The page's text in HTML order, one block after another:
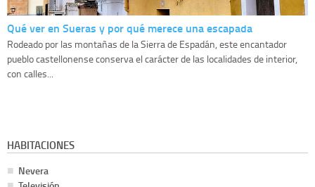
Qué ver en Sueras y por qué merece una escapada
Rodeado por las montañas de la Sierra de Espadán, este encantador
pueblo castellonense conserva el carácter de las localidades de interior,
con calles...
HABITACIONES
Nevera